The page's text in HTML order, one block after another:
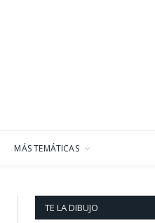
MÁS TEMÁTICAS
TE LA DIBUJO